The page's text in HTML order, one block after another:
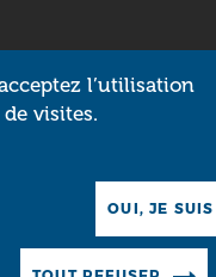
l’utilisation
visites.
OUI, JE